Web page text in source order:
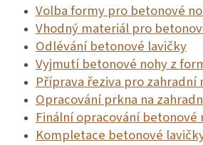
Volba formy pro betonové
Vhodný materiál pro
Odlévání betonové lavičky
Vyjmutí betonové nohy z
Příprava řeziva pro zahradní
Opracování prkna na
Finální opracování betonové
Kompletace betonové